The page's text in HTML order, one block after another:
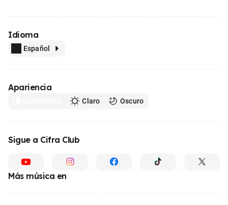
Idioma
Español
Apariencia
Claro Oscuro
Sigue a Cifra Club
Más música en